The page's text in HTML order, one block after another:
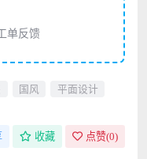
单反馈
国风
平面设计
收藏 点赞(0)